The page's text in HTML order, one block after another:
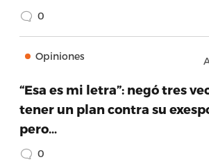
0
Opiniones
“Esa es mi letra”: negó tres
tener un plan contra su
pero…
0